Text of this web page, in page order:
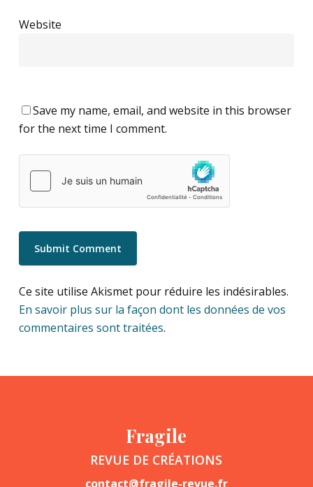
Website
Save my name, email, and website in this browser
for the next time I comment.
Ce site utilise Akismet pour réduire les indésirables.
En savoir plus sur la façon dont les données de vos
commentaires sont traitées.
Fragile
REVUE DE CRÉATIONS
contact@fragile-revue.fr